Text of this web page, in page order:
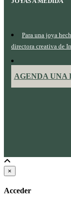
Para una joya
directora creativa de
AGENDA UNA
×
Acceder